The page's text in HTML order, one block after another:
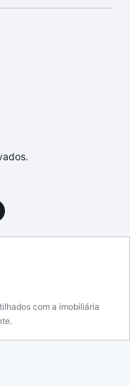
com a imobiliária